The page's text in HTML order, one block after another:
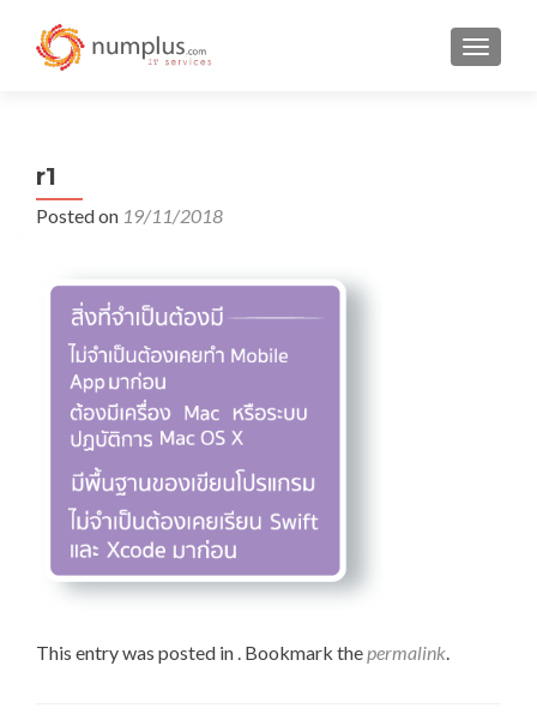
r1
Posted on 19/11/2018
This entry was posted in . Bookmark the permalink